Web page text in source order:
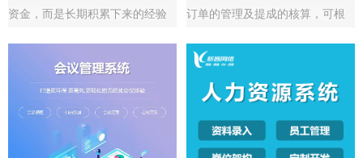
资金，而是长期积累下来的经验
技术，如何使用这些技术，对保
的。
订单的管理及提成的核算，可根
计算业绩提成，大大降低了人工
计算的工作的时间，避免了出错
率。